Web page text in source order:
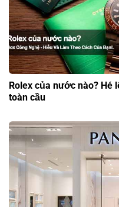
Rolex của nước nào? Hé
toàn cầu